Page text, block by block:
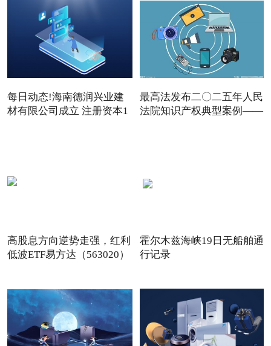
每日动态!海南德润兴业建
材有限公司成立 注册资本1
最高法发布二〇二五年人民
法院知识产权典型案例——
高股息方向逆势走强，红利
低波ETF易方达（563020）
霍尔木兹海峡19日无船舶通
行记录